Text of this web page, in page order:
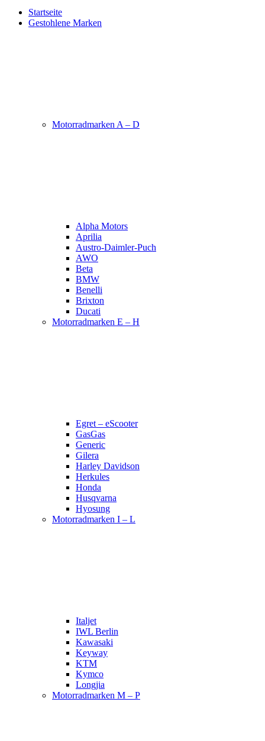
Startseite
Gestohlene Marken
Motorradmarken A – D
Alpha Motors
Aprilia
Austro-Daimler-Puch
AWO
Beta
BMW
Benelli
Brixton
Ducati
Motorradmarken E – H
Egret – eScooter
GasGas
Generic
Gilera
Harley Davidson
Herkules
Honda
Husqvarna
Hyosung
Motorradmarken I – L
Italjet
IWL Berlin
Kawasaki
Keyway
KTM
Kymco
Longjia
Motorradmarken M – P